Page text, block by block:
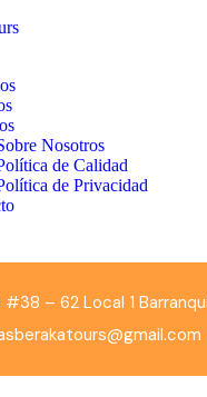
Nosotros
de Calidad
de Privacidad
#38 – 62 Local 1